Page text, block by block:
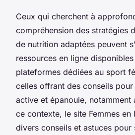
Ceux qui cherchent à
compréhension des stratégies
de nutrition adaptées peuvent
ressources en ligne
plateformes dédiées au sport
celles offrant des conseils
active et épanouie, notamment
ce contexte, le site Femmes
divers conseils et astuces pour